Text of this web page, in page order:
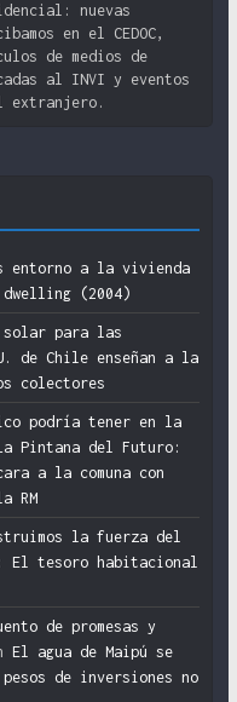
nuevas
en el CEDOC,
de medios de
al INVI y eventos
extranjero.
entorno a la vivienda
dwelling (2004)
solar para las
de Chile enseñan a la
colectores
podría tener en la
Pintana del Futuro:
a la comuna con
RM
la fuerza del
El tesoro habitacional
de promesas y
El agua de Maipú se
de inversiones no